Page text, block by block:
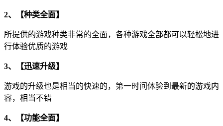
2、【种类全面】
所提供的游戏种类非常的全面，各种游戏全部都可以轻松地进
行体验优质的游戏
3、【迅速升级】
游戏的升级也是相当的快速的，第一时间体验到最新的游戏内
容，相当不错
4、【功能全面】